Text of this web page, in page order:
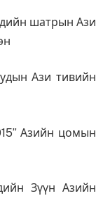
шатрын Ази
Ази тивийн
Азийн цомын
Зүүн Азийн